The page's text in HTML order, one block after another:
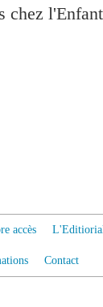
accès
Contact